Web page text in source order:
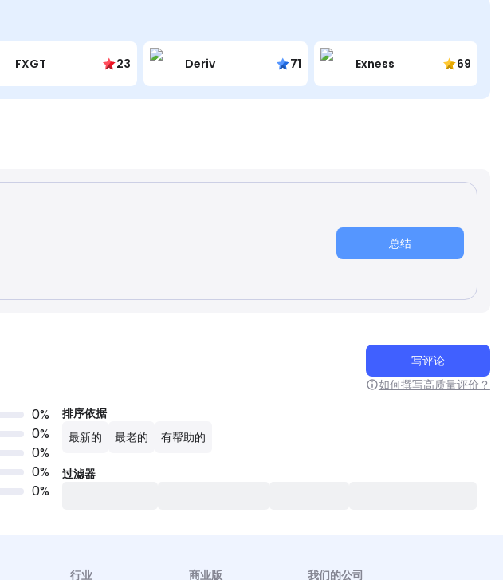
FXGT 23 Deriv 71 Exness 69
总结
写评论
如何撰写高质量评价？
0%
0%
0%
0%
0%
排序依据
最新的
最老的 有帮助的
过滤器
行业 商业版 我们的公司